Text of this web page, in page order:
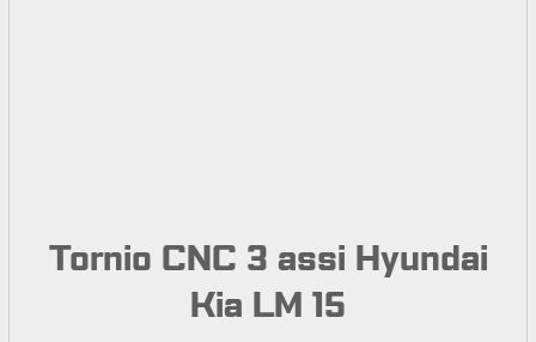
Tornio CNC 3 assi Hyundai
Kia LM 15